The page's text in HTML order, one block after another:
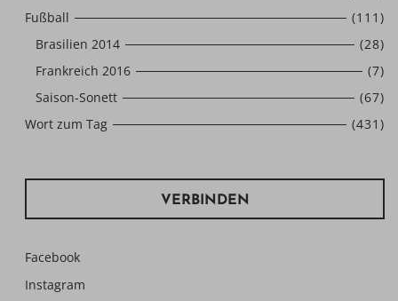
Fußball
(111)
Brasilien 2014
(28)
Frankreich 2016
(7)
Saison-Sonett
(67)
Wort zum Tag
(431)
VERBINDEN
Facebook
Instagram